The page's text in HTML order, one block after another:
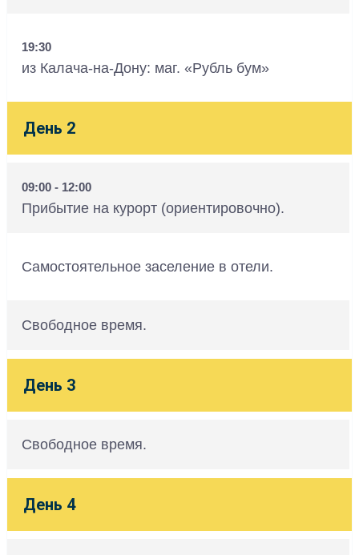
19:30
из Калача-на-Дону: маг. «Рубль бум»
День 2
09:00 - 12:00
Прибытие на курорт (ориентировочно).
Самостоятельное заселение в отели.
Свободное время.
День 3
Свободное время.
День 4